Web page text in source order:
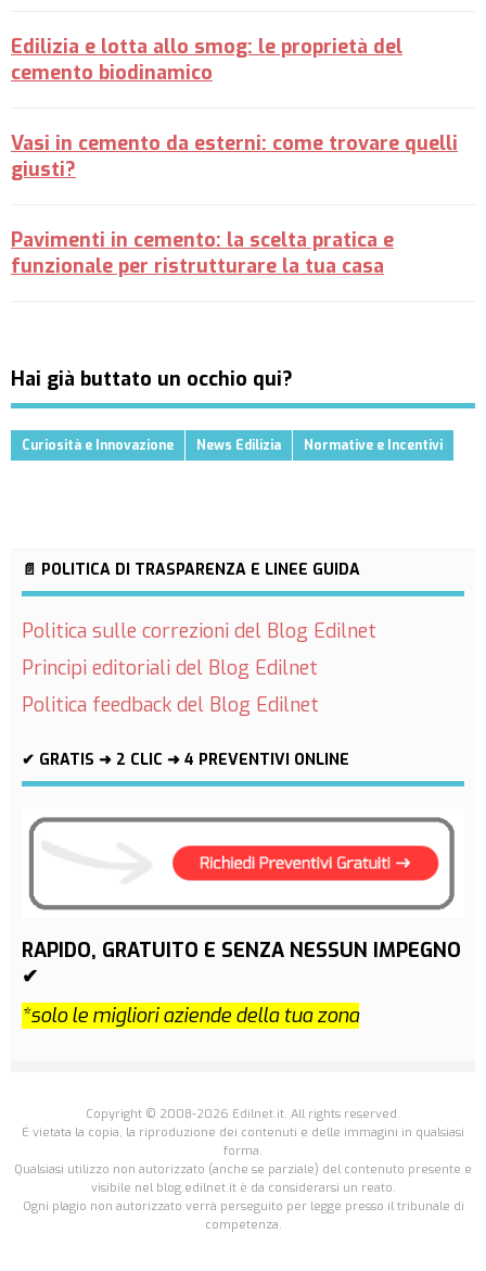
Edilizia e lotta allo smog: le proprietà del
cemento biodinamico
Vasi in cemento da esterni: come trovare quelli
giusti?
Pavimenti in cemento: la scelta pratica e
funzionale per ristrutturare la tua casa
Hai già buttato un occhio qui?
Curiosità e Innovazione News Edilizia Normative e Incentivi
📄 POLITICA DI TRASPARENZA E LINEE GUIDA
Politica sulle correzioni del Blog Edilnet
Principi editoriali del Blog Edilnet
Politica feedback del Blog Edilnet
✔ GRATIS ➜ 2 CLIC ➜ 4 PREVENTIVI ONLINE
RAPIDO, GRATUITO E SENZA NESSUN IMPEGNO
✔
*solo le migliori aziende della tua zona
Copyright © 2008-2026 Edilnet.it. All rights reserved.
É vietata la copia, la riproduzione dei contenuti e delle immagini in qualsiasi
forma.
Qualsiasi utilizzo non autorizzato (anche se parziale) del contenuto presente e
visibile nel blog.edilnet.it è da considerarsi un reato.
Ogni plagio non autorizzato verrà perseguito per legge presso il tribunale di
competenza.